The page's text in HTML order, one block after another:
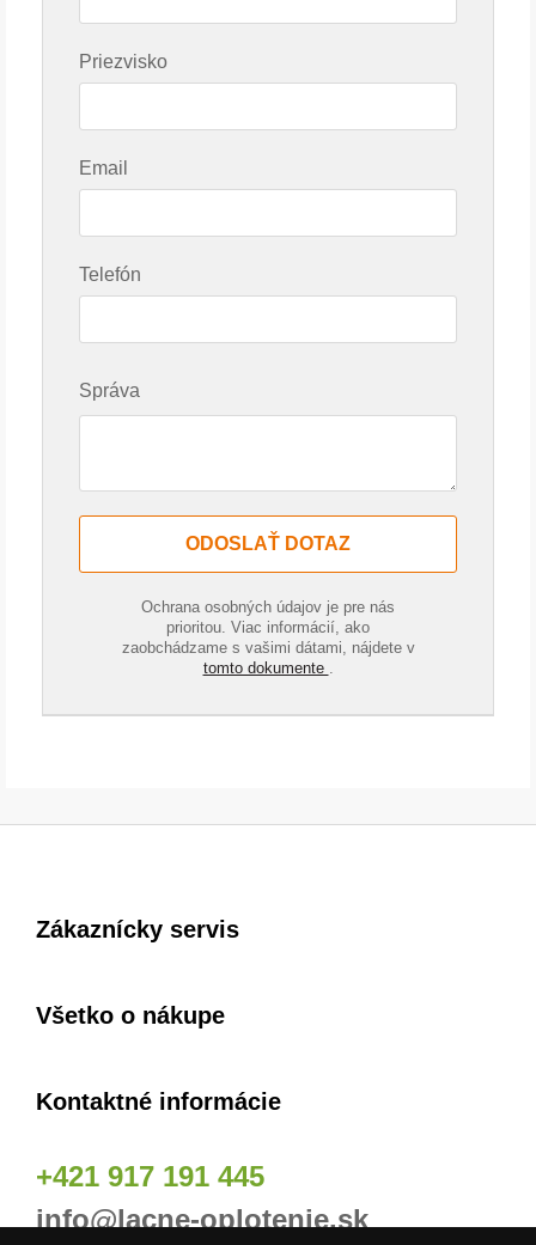
Priezvisko
Email
Telefón
Správa
ODOSLAŤ DOTAZ
Ochrana osobných údajov je pre nás
prioritou. Viac informácií, ako
zaobchádzame s vašimi dátami, nájdete v
tomto dokumente .
Zákaznícky servis
Všetko o nákupe
Kontaktné informácie
+421 917 191 445
info@lacne-oplotenie.sk